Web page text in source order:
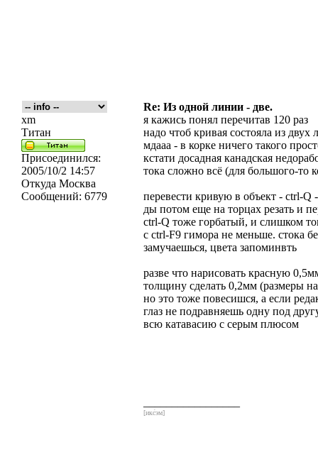
Re: Из одной линии - две.
xm
Титан
Присоединился:
2005/10/2 14:57
Откуда Москва
Сообщений: 6779
я кажись понял перечитав 120 раз
надо чтоб кривая состояла из двух
мдааа - в корке ничего такого
кстати досадная канадская
тока сложно всё (для большого-то
перевести кривую в объект - ctrl-
ды потом еще на торцах резать и
ctrl-Q тоже горбатый, и слишком
с ctrl-F9 гимора не меньше. стока
замучаешься, цвета запоминвть
разве что нарисовать красную
толщину сделать 0,2мм (размеры
но это тоже повесишся, а если
глаз не подравняешь одну под
всю катавасию с серым плюсом
[икс́эм]